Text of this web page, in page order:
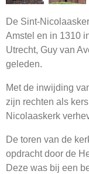
De Sint-
Amstel en in 1310
Utrecht, Guy van
geleden.
Met de inwijding
zijn rechten als
Nicolaaskerk
De toren van de
opdracht door de
Deze was bij een